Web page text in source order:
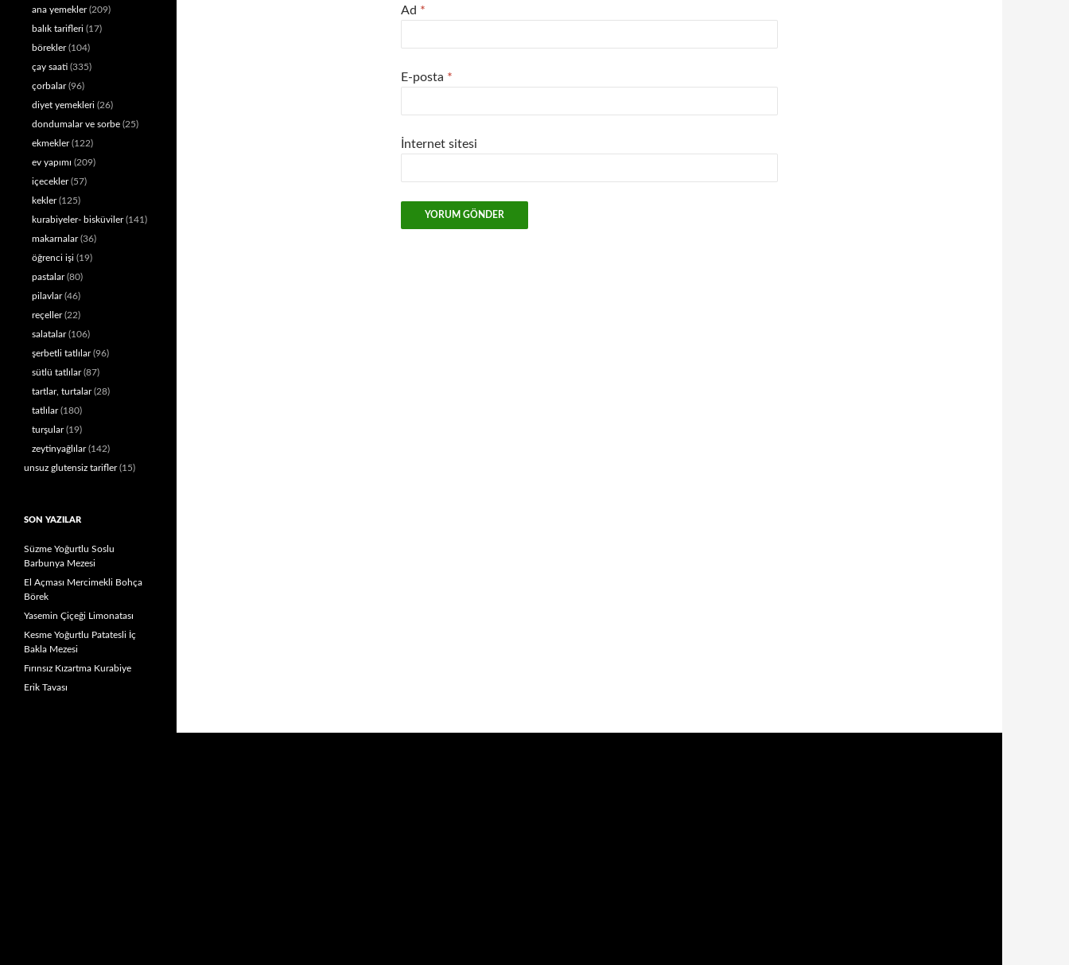
Ad *
E-posta *
İnternet sitesi
ana yemekler(209)
balık tarifleri (17)
börekler(104)
çay saati (335)
çorbalar(96)
diyet yemekleri (26)
dondumalar ve sorbe (25)
ekmekler(122)
ev yapımı (209)
içecekler(57)
kekler(125)
kurabiyeler- bisküviler(141)
makarnalar(36)
öğrenci işi (19)
pastalar(80)
pilavlar(46)
reçeller(22)
salatalar(106)
şerbetli tatlılar(96)
sütlü tatlılar(87)
tartlar, turtalar(28)
tatlılar(180)
turşular(19)
zeytinyağlılar(142)
unsuz glutensiz tarifler(15)
SON YAZILAR
Süzme Yoğurtlu Soslu
Barbunya Mezesi
El Açması Mercimekli Bohça
Börek
Yasemin Çiçeği Limonatası
Kesme Yoğurtlu Patatesli İç
Bakla Mezesi
Fırınsız Kızartma Kurabiye
Erik Tavası